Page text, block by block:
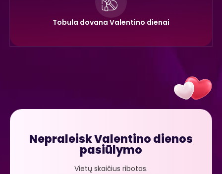
Tobula dovana Valentino dienai
Nepraleisk Valentino dienos
pasiūlymo
Vietų skaičius ribotas.